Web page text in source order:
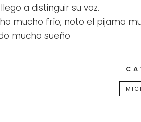
a distinguir su voz.
mucho frío; noto el pijama
mucho sueño